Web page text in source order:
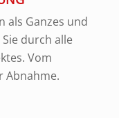
als Ganzes und
durch alle
Vom
Abnahme.